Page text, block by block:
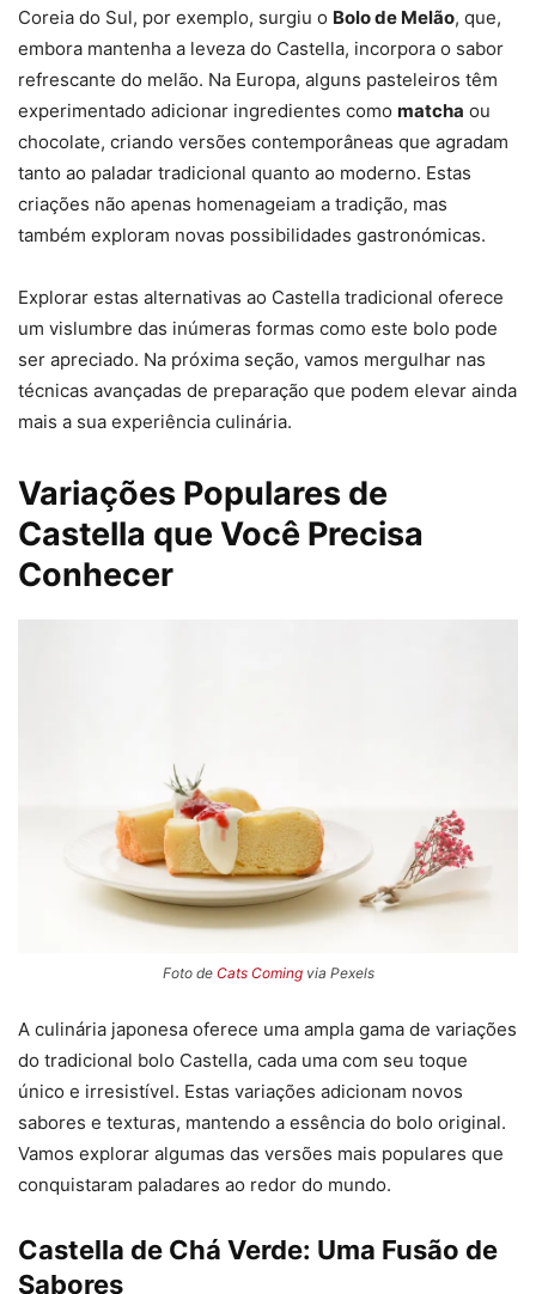
Coreia do Sul, por exemplo, surgiu o Bolo de Melão, que,
embora mantenha a leveza do Castella, incorpora o sabor
refrescante do melão. Na Europa, alguns pasteleiros têm
experimentado adicionar ingredientes como matcha ou
chocolate, criando versões contemporâneas que agradam
tanto ao paladar tradicional quanto ao moderno. Estas
criações não apenas homenageiam a tradição, mas
também exploram novas possibilidades gastronómicas.
Explorar estas alternativas ao Castella tradicional oferece
um vislumbre das inúmeras formas como este bolo pode
ser apreciado. Na próxima seção, vamos mergulhar nas
técnicas avançadas de preparação que podem elevar ainda
mais a sua experiência culinária.
Variações Populares de
Castella que Você Precisa
Conhecer
Foto de Cats Comingvia Pexels
A culinária japonesa oferece uma ampla gama de variações
do tradicional bolo Castella, cada uma com seu toque
único e irresistível. Estas variações adicionam novos
sabores e texturas, mantendo a essência do bolo original.
Vamos explorar algumas das versões mais populares que
conquistaram paladares ao redor do mundo.
Castella de Chá Verde: Uma Fusão de
Sabores